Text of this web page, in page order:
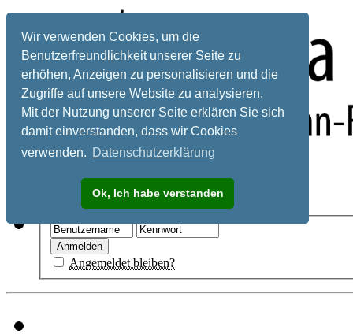
Wir verwenden Cookies, um die
Benutzerfreundlichkeit unserer Seite zu
erhöhen, Anzeigen zu personalisieren und die
Zugriffe auf unsere Website zu analysieren.
Mit der Nutzung unserer Seite erklären Sie sich
damit einverstanden, dass wir Cookies
verwenden. Datenschutzerklärung
Ok, Ich habe verstanden
Registrieren
Angemeldet bleiben?